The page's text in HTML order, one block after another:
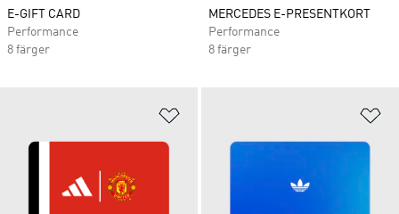
E-GIFT CARD
Performance
8 färger
MERCEDES E-PRESENTKORT
Performance
8 färger